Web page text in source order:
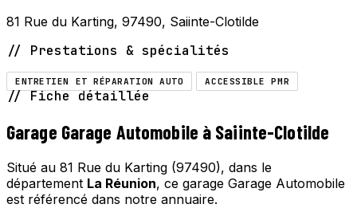
81 Rue du Karting, 97490, Saiinte-Clotilde
// Prestations & spécialités
ENTRETIEN ET RÉPARATION AUTO ACCESSIBLE PMR
// Fiche détaillée
Garage Garage Automobile à Saiinte-Clotilde
Situé au 81 Rue du Karting (97490), dans le
département La Réunion, ce garage Garage Automobile
est référencé dans notre annuaire.